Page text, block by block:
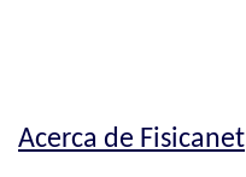
Acerca de Fisicanet